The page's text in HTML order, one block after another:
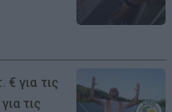
για τις
τις